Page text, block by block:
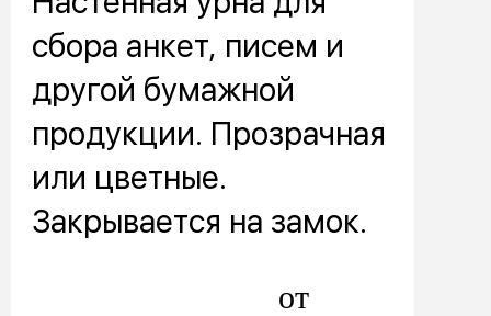
сбора анкет, писем и
другой бумажной
продукции. Прозрачная
или цветные.
Закрывается на замок.
от